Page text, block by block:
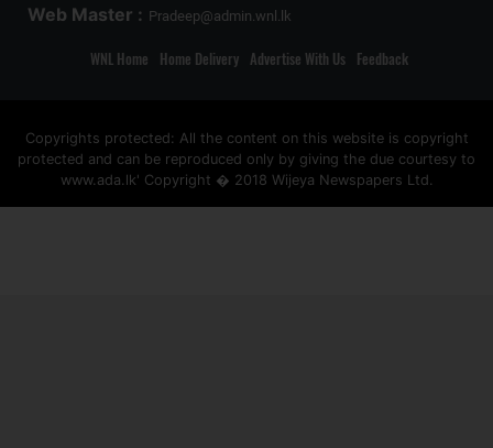
Web Master : Pradeep@admin.wnl.lk
WNL Home Home Delivery Advertise With Us Feedback
Copyrights protected: All the content on this website is copyright
protected and can be reproduced only by giving the due courtesy to
www.ada.lk' Copyright � 2018 Wijeya Newspapers Ltd.